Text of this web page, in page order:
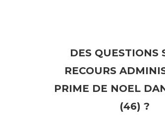
DES QUESTIONS
RECOURS
PRIME DE NOEL
(46) ?